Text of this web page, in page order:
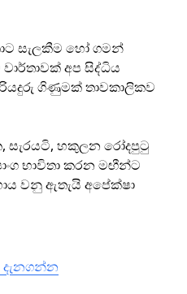
සැලකීම හෝ ගමන්
අප සිද්ධිය
ගිණුමක් තාවකාලිකව
සැරයටි, හකුලන රෝදපුටු
භාවිතා කරන මඟීන්ට
වනු ඇතැයි අපේක්ෂා
දැනගන්න